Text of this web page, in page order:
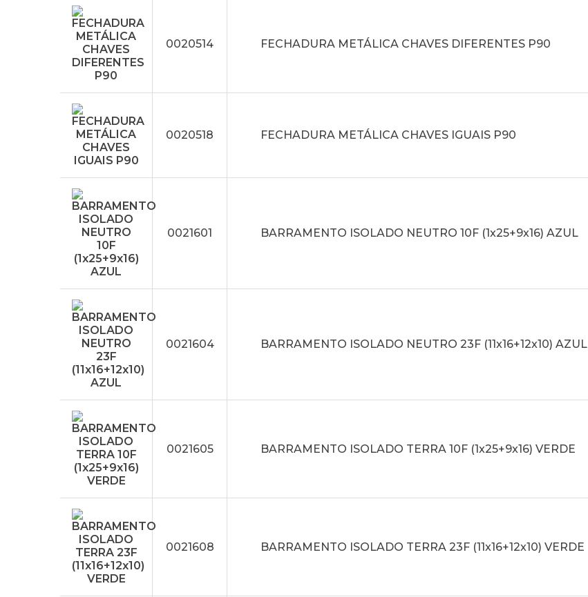
0020514 FECHADURA METÁLICA CHAVES DIFERENTES P90
0020518 FECHADURA METÁLICA CHAVES IGUAIS P90
0021601 BARRAMENTO ISOLADO NEUTRO 10F (1x25+9x16) AZUL
0021604 BARRAMENTO ISOLADO NEUTRO 23F (11x16+12x10) AZUL
0021605 BARRAMENTO ISOLADO TERRA 10F (1x25+9x16) VERDE
0021608 BARRAMENTO ISOLADO TERRA 23F (11x16+12x10) VERDE